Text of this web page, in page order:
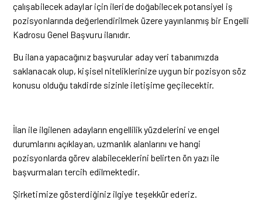
çalışabilecek adaylar için ileride doğabilecek potansiyel iş
pozisyonlarında değerlendirilmek üzere yayınlanmış bir Engelli
Kadrosu Genel Başvuru ilanıdır.
Bu ilana yapacağınız başvurular aday veri tabanımızda
saklanacak olup, kişisel niteliklerinize uygun bir pozisyon söz
konusu olduğu takdirde sizinle iletişime geçilecektir.
İlan ile ilgilenen adayların engellilik yüzdelerini ve engel
durumlarını açıklayan, uzmanlık alanlarını ve hangi
pozisyonlarda görev alabileceklerini belirten ön yazı ile
başvurmaları tercih edilmektedir.
Şirketimize gösterdiğiniz ilgiye teşekkür ederiz.